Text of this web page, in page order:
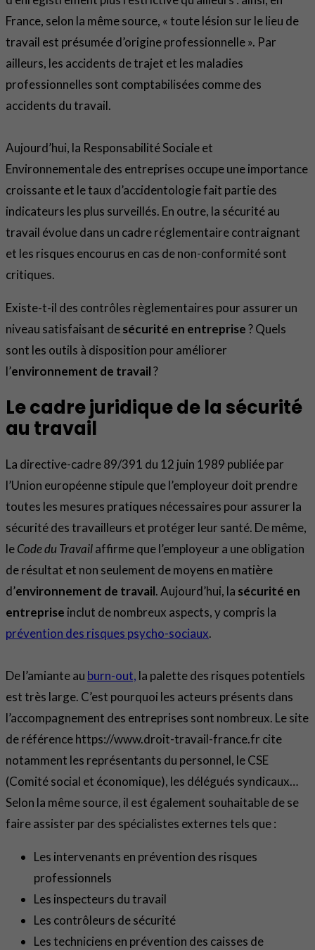
France, selon la même source, « toute lésion sur le lieu de
travail est présumée d’origine professionnelle ». Par
ailleurs, les accidents de trajet et les maladies
professionnelles sont comptabilisées comme des
accidents du travail.
Aujourd’hui, la Responsabilité Sociale et
Environnementale des entreprises occupe une importance
croissante et le taux d’accidentologie fait partie des
indicateurs les plus surveillés. En outre, la sécurité au
travail évolue dans un cadre réglementaire contraignant
et les risques encourus en cas de non-conformité sont
critiques.
Existe-t-il des contrôles règlementaires pour assurer un
niveau satisfaisant desécurité en entreprise? Quels
sont les outils à disposition pour améliorer
l’environnement de travail?
Le cadre juridique de la sécurité
au travail
La directive-cadre 89/391 du 12 juin 1989 publiée par
l’Union européenne stipule que l’employeur doit prendre
toutes les mesures pratiques nécessaires pour assurer la
sécurité des travailleurs et protéger leur santé. De même,
leCode du Travailaffirme que l’employeur a une obligation
de résultat et non seulement de moyens en matière
d’environnement de travail. Aujourd’hui, la sécurité en
entreprise inclut de nombreux aspects, y compris la
prévention des risques psycho-sociaux.
De l’amiante au burn-out, la palette des risques potentiels
est très large. C’est pourquoi les acteurs présents dans
l’accompagnement des entreprises sont nombreux. Le site
de référence https://www.droit-travail-france.fr cite
notamment les représentants du personnel, le CSE
(Comité social et économique), les délégués syndicaux…
Selon la même source, il est également souhaitable de se
faire assister par des spécialistes externes tels que :
Les intervenants en prévention des risques
professionnels
Les inspecteurs du travail
Les contrôleurs de sécurité
Les techniciens en prévention des caisses de